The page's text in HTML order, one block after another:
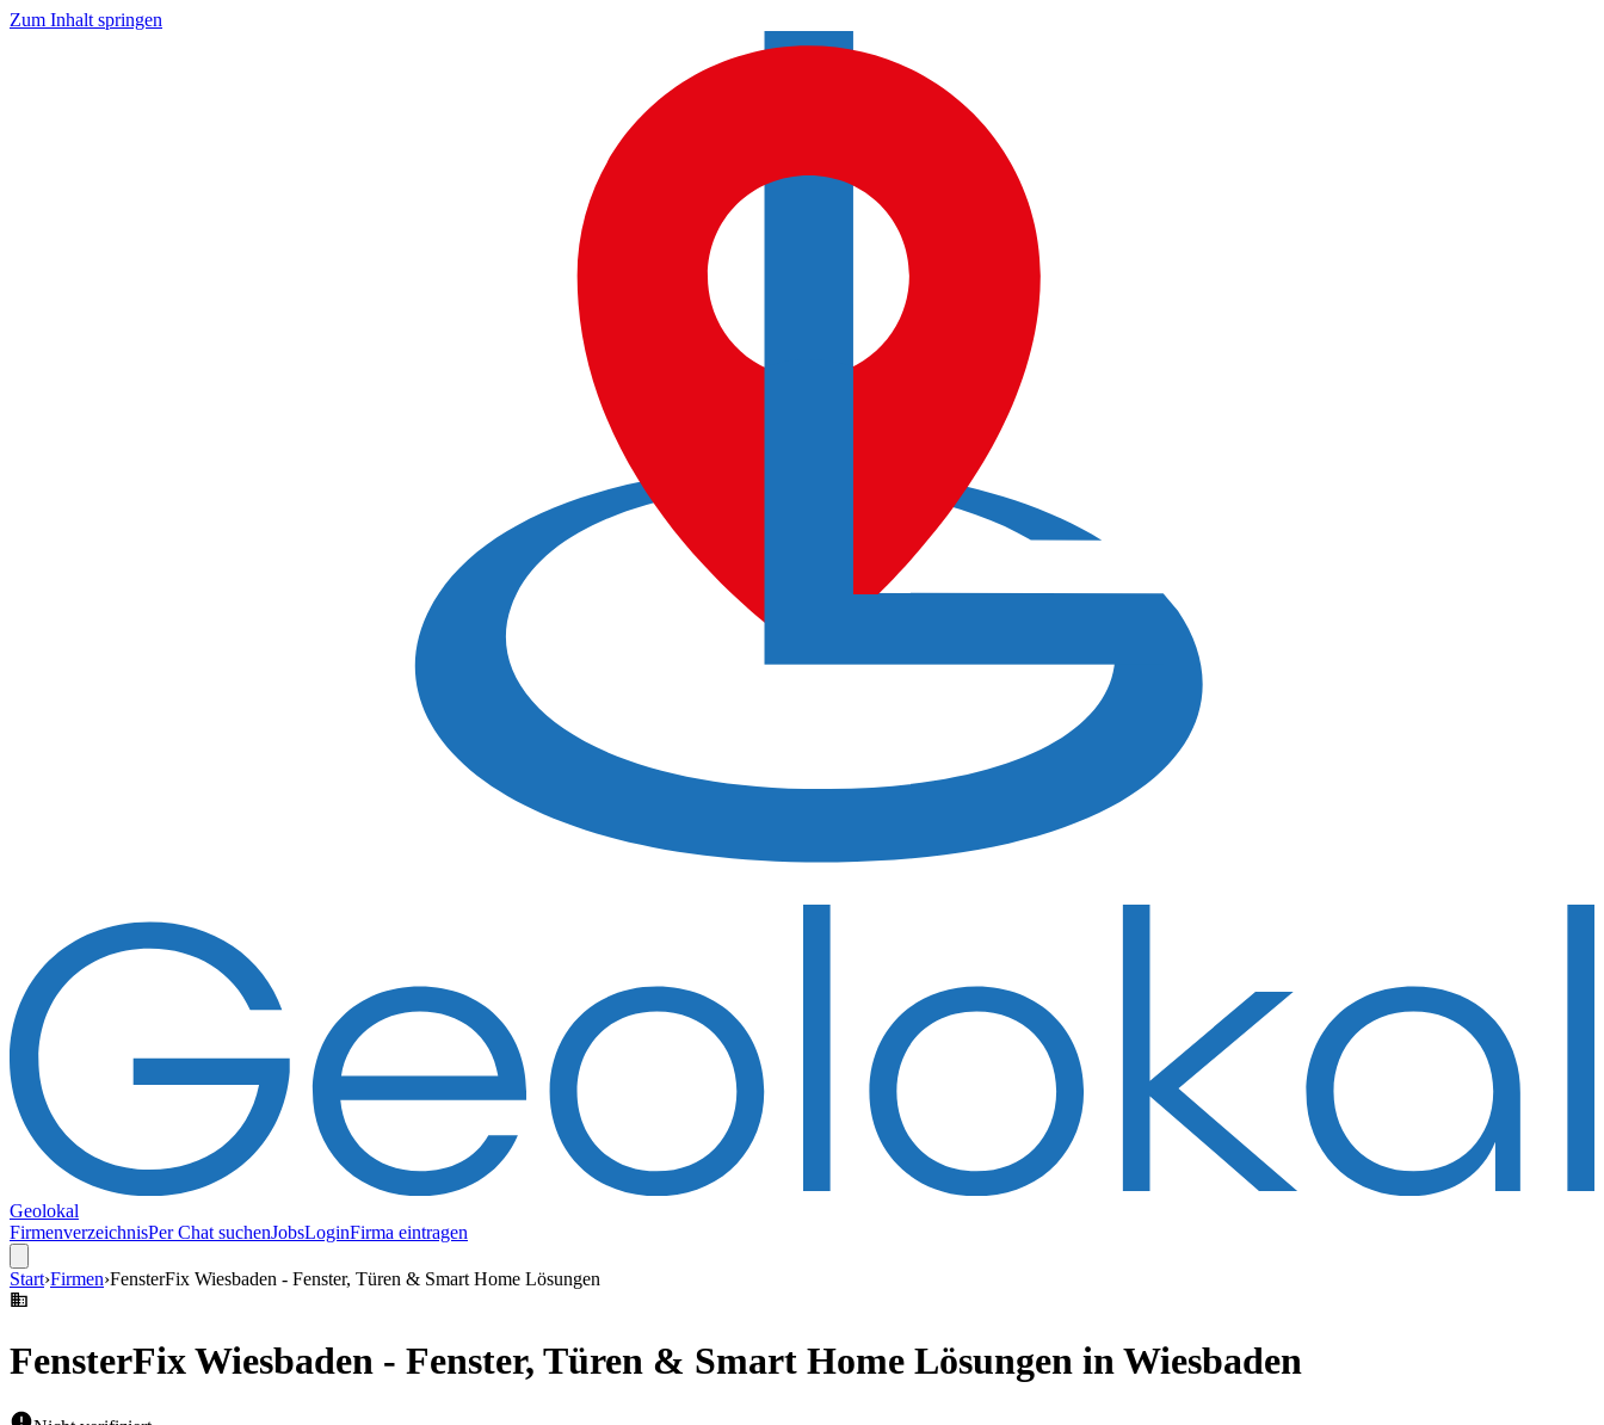
Zum Inhalt springen
Geolokal
FirmenverzeichnisPer Chat suchenJobsLoginFirma eintragen
Start›Firmen›FensterFix Wiesbaden - Fenster, Türen & Smart Home Lösungen
FensterFix Wiesbaden - Fenster, Türen & Smart Home Lösungen in Wiesbaden